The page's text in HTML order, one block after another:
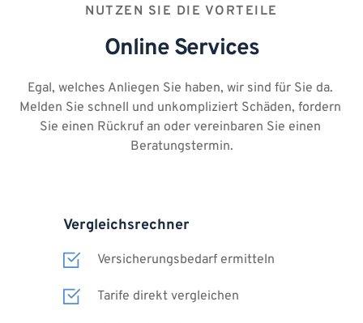
NUTZEN SIE DIE VORTEILE
Online Services
Egal, welches Anliegen Sie haben, wir sind für Sie da.
Melden Sie schnell und unkompliziert Schäden, fordern
Sie einen Rückruf an oder vereinbaren Sie einen
Beratungstermin.
Vergleichsrechner
Versicherungsbedarf ermitteln
Tarife direkt vergleichen